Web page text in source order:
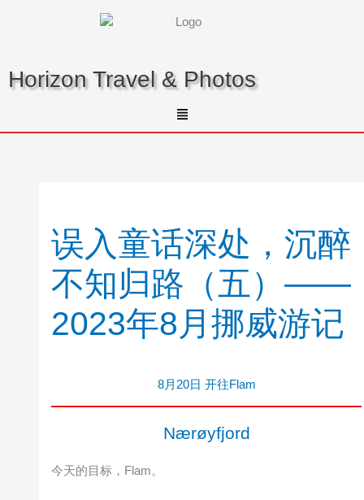
Horizon Travel & Photos
Menu
误入童话深处，沉醉
不知归路（五）——
2023年8月挪威游记
8月20日 开往Flam
Nærøyfjord
今天的目标，Flam。